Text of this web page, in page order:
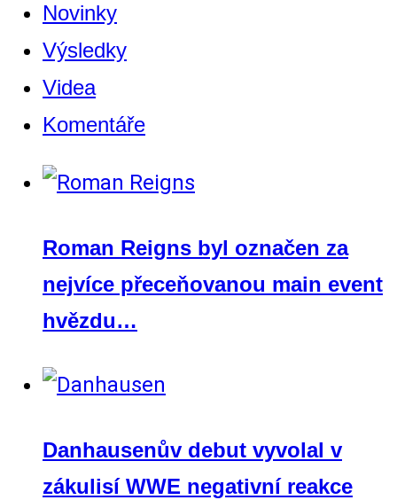
Novinky
Výsledky
Videa
Komentáře
Roman Reigns byl označen za
nejvíce přeceňovanou main event
hvězdu…
Danhausenův debut vyvolal v
zákulisí WWE negativní reakce